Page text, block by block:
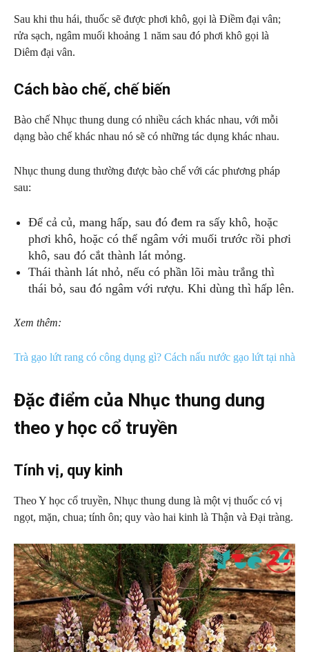
Sau khi thu hái, thuốc sẽ được phơi khô, gọi là Điềm đại vân;
rửa sạch, ngâm muối khoảng 1 năm sau đó phơi khô gọi là
Diêm đại vân.
Cách bào chế, chế biến
Bào chế Nhục thung dung có nhiều cách khác nhau, với mỗi
dạng bào chế khác nhau nó sẽ có những tác dụng khác nhau.
Nhục thung dung thường được bào chế với các phương pháp
sau:
Để cả củ, mang hấp, sau đó đem ra sấy khô, hoặc
phơi khô, hoặc có thể ngâm với muối trước rồi phơi
khô, sau đó cắt thành lát mỏng.
Thái thành lát nhỏ, nếu có phần lõi màu trắng thì
thái bỏ, sau đó ngâm với rượu. Khi dùng thì hấp lên.
Xem thêm:
Trà gạo lứt rang có công dụng gì? Cách nấu nước gạo lứt tại nhà
Đặc điểm của Nhục thung dung
theo y học cổ truyền
Tính vị, quy kinh
Theo Y học cổ truyền, Nhục thung dung là một vị thuốc có vị
ngọt, mặn, chua; tính ôn; quy vào hai kinh là Thận và Đại tràng.